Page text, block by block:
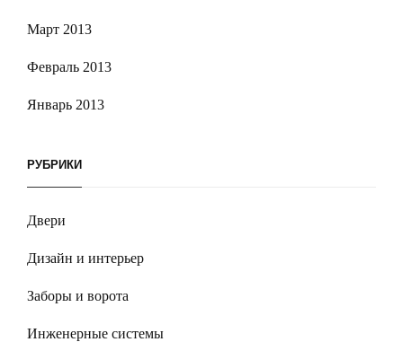
Март 2013
Февраль 2013
Январь 2013
РУБРИКИ
Двери
Дизайн и интерьер
Заборы и ворота
Инженерные системы